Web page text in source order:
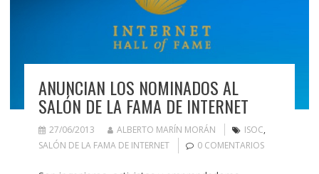
ANUNCIAN LOS NOMINADOS AL
SALÓN DE LA FAMA DE INTERNET
27/06/2013 ALBERTO MARÍN MORÁN ISOC,
SALÓN DE LA FAMA DE INTERNET
0 COMENTARIOS